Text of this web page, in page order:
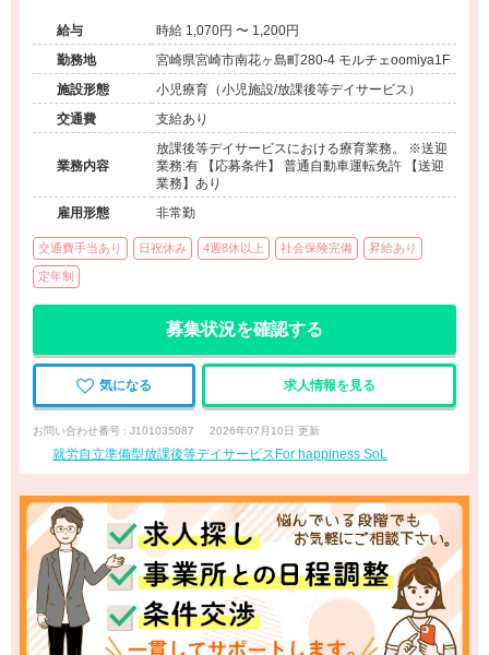
給与
時給 1,070円 〜 1,200円
勤務地
宮崎県宮崎市南花ヶ島町280-4 モルチェoomiya1F
施設形態
小児療育（小児施設/放課後等デイサービス）
交通費
支給あり
業務内容
放課後等デイサービスにおける療育業務。 ※送迎
業務:有 【応募条件】 普通自動車運転免許 【送迎
業務】あり
雇用形態
非常勤
交通費手当あり 日祝休み 4週8休以上 社会保険完備 昇給あり
定年制
募集状況を確認する
気になる 求人情報を見る
お問い合わせ番号 : J101035087 2026年07月10日 更新
就労自立準備型放課後等デイサービスFor happiness SoL